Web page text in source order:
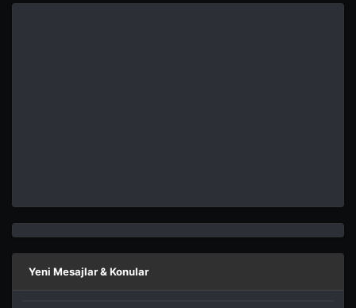
Yeni Mesajlar & Konular